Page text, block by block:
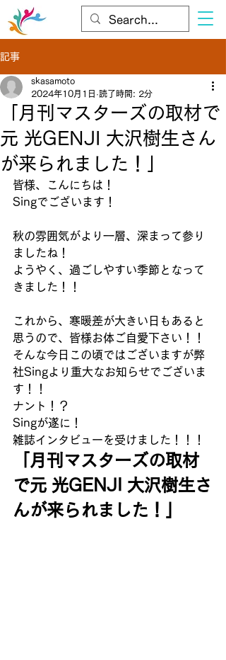
記事
「月刊マスターズの取材で
元 光GENJI 大沢樹生さん
が来られました！」
skasamoto
2024年10月1日 読了時間: 2分
皆様、こんにちは！
Singでございます！
秋の雰囲気がより一層、深まって参り
ましたね！
ようやく、過ごしやすい季節となって
きました！！
これから、寒暖差が大きい日もあると
思うので、皆様お体ご自愛下さい！！
そんな今日この頃ではございますが弊
社Singより重大なお知らせでございま
す！！
ナント！？
Singが遂に！
雑誌インタビューを受けました！！！
「月刊マスターズの取材
で元 光GENJI 大沢樹生さ
んが来られました！」